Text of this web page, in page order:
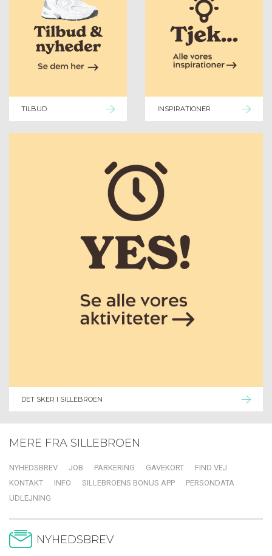
TILBUD INSPIRATIONER
DET SKER I SILLEBROEN
MERE FRA SILLEBROEN
NYHEDSBREV JOB PARKERING GAVEKORT
FIND VEJ
KONTAKT
INFO SILLEBROENS BONUS APP
PERSONDATA
UDLEJNING
NYHEDSBREV